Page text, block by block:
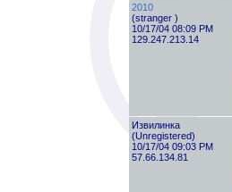
2010
(stranger )
10/17/04 08:09 PM
129.247.213.14
Извилинка
(Unregistered)
10/17/04 09:03 PM
57.66.134.81